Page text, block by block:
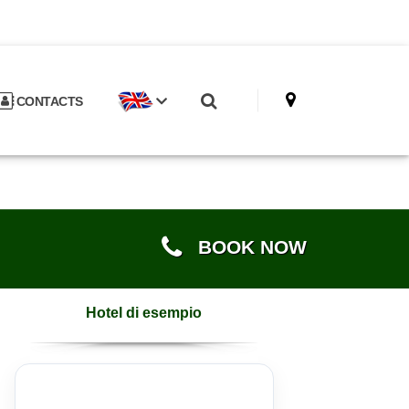
CONTACTS
BOOK NOW
Hotel di esempio